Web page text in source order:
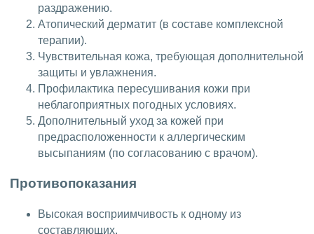
раздражению.
Атопический дерматит (в составе комплексной
терапии).
Чувствительная кожа, требующая дополнительной
защиты и увлажнения.
Профилактика пересушивания кожи при
неблагоприятных погодных условиях.
Дополнительный уход за кожей при
предрасположенности к аллергическим
высыпаниям (по согласованию с врачом).
Противопоказания
Высокая восприимчивость к одному из
составляющих.